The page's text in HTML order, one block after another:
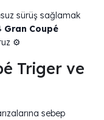
sürüş sağlamak
Gran Coupé
⚙️
Triger ve
sebep